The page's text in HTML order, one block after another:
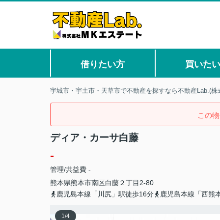
借りたい方 買いた
宇城市・宇土市・天草市で不動産を探すなら不動産Lab.(
この
ディア・カーサ白藤
-
管理/共益費 -
熊本県熊本市南区白藤２丁目2-80
鹿児島本線「川尻」駅徒歩16分
鹿児島本線「西熊
1/4